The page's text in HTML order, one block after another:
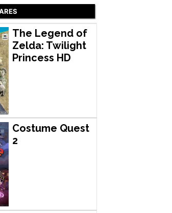
The Legend of
Zelda: Twilight
Princess HD
Costume Quest
2